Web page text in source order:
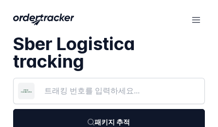
Sber Logistica
tracking
패키지 추적